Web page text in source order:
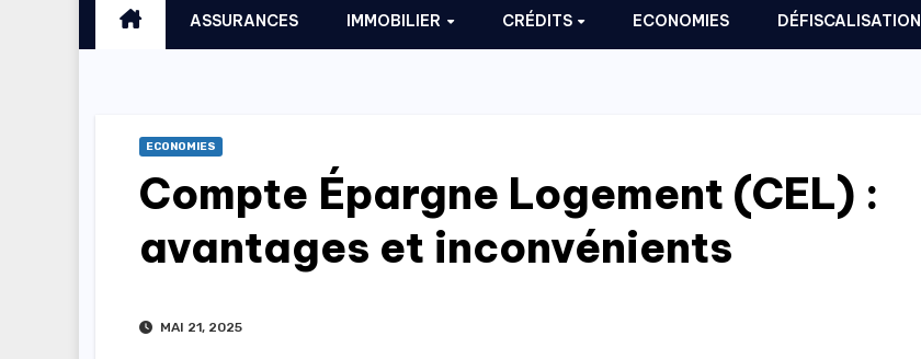
ASSURANCES IMMOBILIER CRÉDITS ECONOMIES DÉFISCALISATION
ECONOMIES
Compte Épargne Logement (CEL) :
avantages et inconvénients
MAI 21, 2025